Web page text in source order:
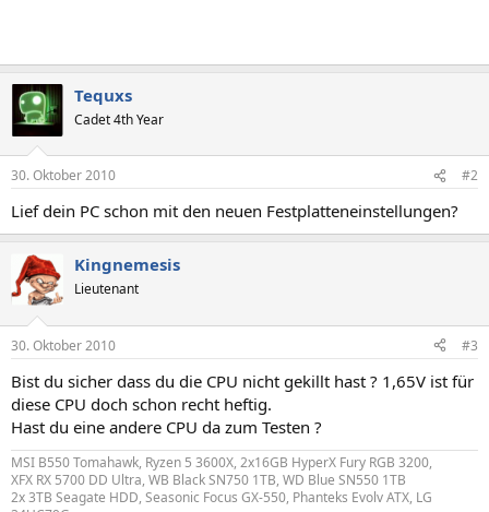
Tequxs
Cadet 4th Year
30. Oktober 2010 #2
Lief dein PC schon mit den neuen Festplatteneinstellungen?
Kingnemesis
Lieutenant
30. Oktober 2010 #3
Bist du sicher dass du die CPU nicht gekillt hast ? 1,65V ist für
diese CPU doch schon recht heftig.
Hast du eine andere CPU da zum Testen ?
MSI B550 Tomahawk, Ryzen 5 3600X, 2x16GB HyperX Fury RGB 3200,
XFX RX 5700 DD Ultra, WB Black SN750 1TB, WD Blue SN550 1TB
2x 3TB Seagate HDD, Seasonic Focus GX-550, Phanteks Evolv ATX, LG